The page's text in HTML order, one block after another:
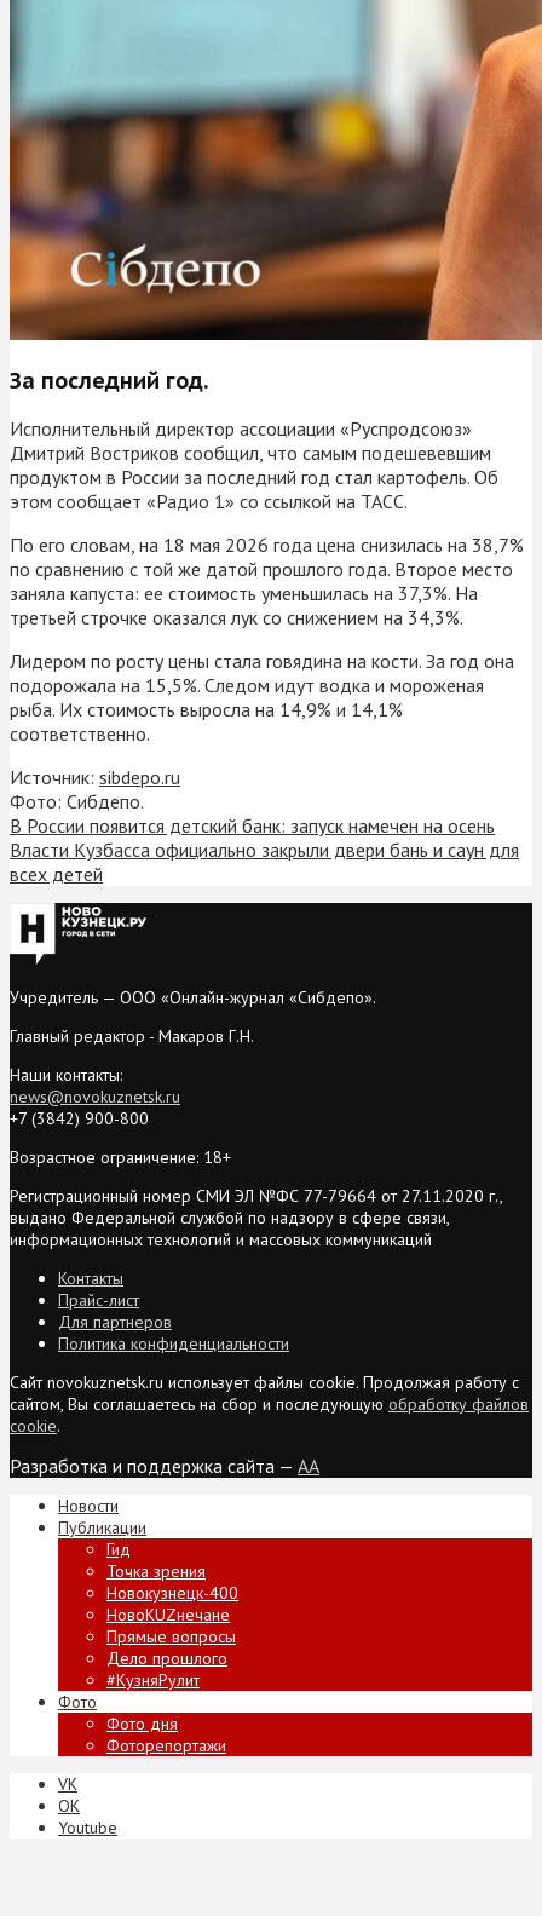
За последний год.
Исполнительный директор ассоциации «Руспродсоюз»
Дмитрий Востриков сообщил, что самым подешевевшим
продуктом в России за последний год стал картофель. Об
этом сообщает «Радио 1» со ссылкой на ТАСС.
По его словам, на 18 мая 2026 года цена снизилась на 38,7%
по сравнению с той же датой прошлого года. Второе место
заняла капуста: ее стоимость уменьшилась на 37,3%. На
третьей строчке оказался лук со снижением на 34,3%.
Лидером по росту цены стала говядина на кости. За год она
подорожала на 15,5%. Следом идут водка и мороженая
рыба. Их стоимость выросла на 14,9% и 14,1%
соответственно.
Источник: sibdepo.ru
Фото: Сибдепо.
В России появится детский банк: запуск намечен на осень
Власти Кузбасса официально закрыли двери бань и саун для
всех детей
Учредитель — ООО «Онлайн-журнал «Сибдепо».
Главный редактор - Макаров Г.Н.
Наши контакты:
news@novokuznetsk.ru
+7 (3842) 900-800
Возрастное ограничение: 18+
Регистрационный номер СМИ ЭЛ №ФС 77-79664 от 27.11.2020 г.,
выдано Федеральной службой по надзору в сфере связи,
информационных технологий и массовых коммуникаций
Контакты
Прайс-лист
Для партнеров
Политика конфиденциальности
Сайт novokuznetsk.ru использует файлы cookie. Продолжая работу с
сайтом, Вы соглашаетесь на сбор и последующую обработку файлов
cookie.
Разработка и поддержка сайта — AA
Новости
Публикации
Гид
Точка зрения
Новокузнецк-400
НовоKUZнечане
Прямые вопросы
Дело прошлого
#КузняРулит
Фото
Фото дня
Фоторепортажи
VK
ОК
Youtube